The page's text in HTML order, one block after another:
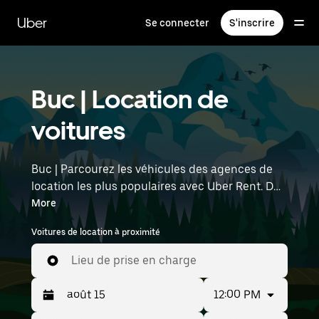
contenu
principal
Uber Se connecter S'inscrire
Buc | Location de
voitures
Buc | Parcourez les véhicules des agences de
location les plus populaires avec Uber Rent. Des
voitures électriques aux berlines de luxe en
passant par les SUV, vous trouverez des
véhicules adaptés aux voyageurs en solo et aux
groupes comptant jusqu'à sept personnes.
Saisissez l'heure et l'emplacement (par
exemple : Paris Orly Airport) pour trouver des
voitures de location à proximité.
More
Voitures de location à proximité
Lieu de prise en charge
12:00 PM